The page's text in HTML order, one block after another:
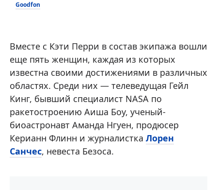
Goodfon
Вместе с Кэти Перри в состав экипажа вошли
еще пять женщин, каждая из которых
известна своими достижениями в различных
областях. Среди них — телеведущая Гейл
Кинг, бывший специалист NASA по
ракетостроению Аиша Боу, ученый-
биоастронавт Аманда Нгуен, продюсер
Керианн Флинн и журналистка Лорен
Санчес, невеста Безоса.